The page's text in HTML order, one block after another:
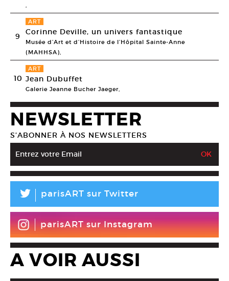
9
ART
Corinne Deville, un univers fantastique
Musée d’Art et d’Histoire de l’Hôpital Sainte-Anne
(MAHHSA),
10
ART
Jean Dubuffet
Galerie Jeanne Bucher Jaeger,
NEWSLETTER
S’ABONNER À NOS NEWSLETTERS
L parisART sur Twitter
parisART sur Instagram
A VOIR AUSSI